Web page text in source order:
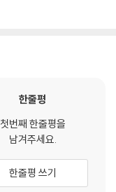
한줄평
첫번째 한줄평을
남겨주세요.
한줄평 쓰기